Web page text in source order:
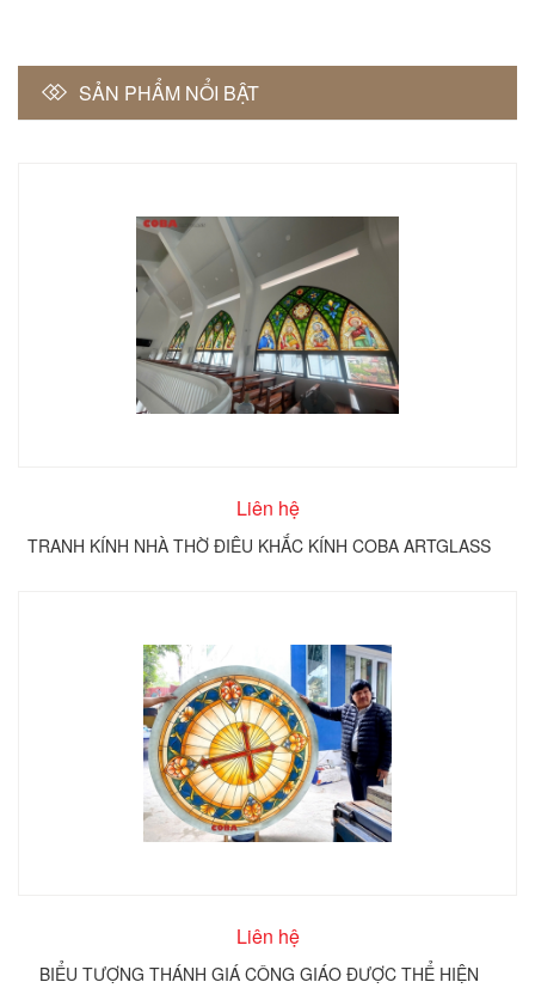
SẢN PHẨM NỔI BẬT
Liên hệ
TRANH KÍNH NHÀ THỜ ĐIÊU KHẮC KÍNH COBA ARTGLASS
Liên hệ
BIỂU TƯỢNG THÁNH GIÁ CÔNG GIÁO ĐƯỢC THỂ HIỆN